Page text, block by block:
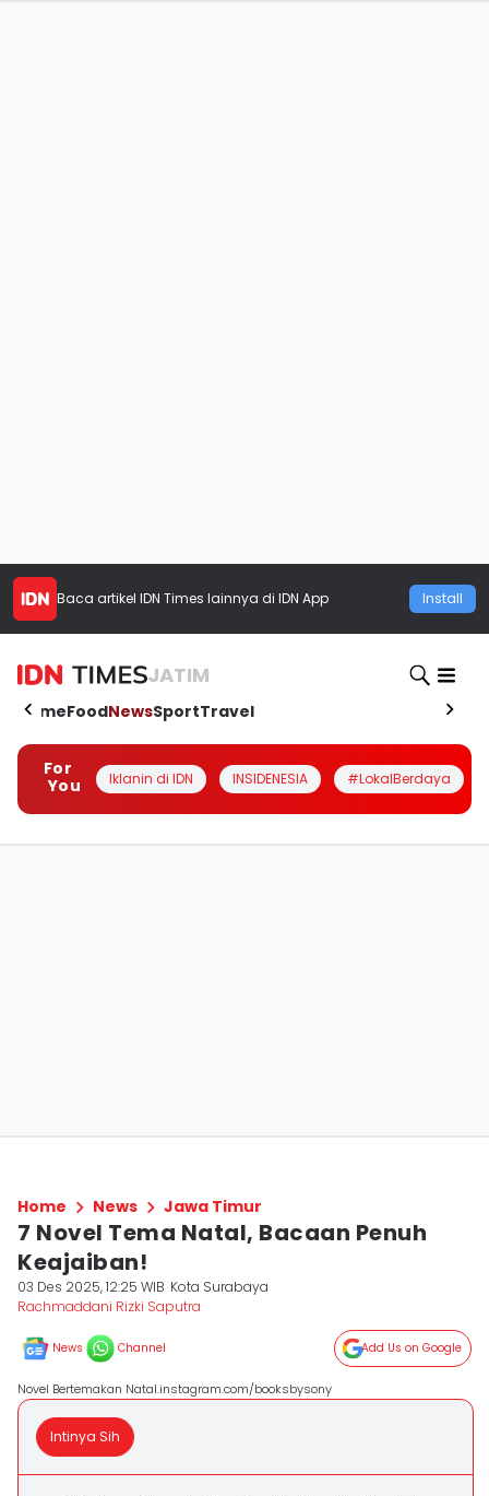
Baca artikel IDN Times lainnya di IDN App Install
JATIM
HomeFoodNewsSportTravel
For
You
Iklanin di IDN INSIDENESIA #LokalBerdaya
Home News Jawa Timur
7 Novel Tema Natal, Bacaan Penuh
Keajaiban!
03 Des 2025, 12:25 WIB Kota Surabaya
Rachmaddani Rizki Saputra
News Channel Add Us on Google
Novel Bertemakan Natal.instagram.com/booksbysony
Intinya Sih